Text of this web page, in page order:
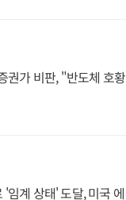
권가 비판, "반도체 호황
임계 상태' 도달, 미국 에